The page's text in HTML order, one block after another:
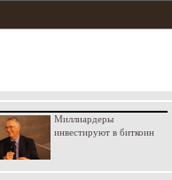
Миллиардеры
инвестируют в биткоин